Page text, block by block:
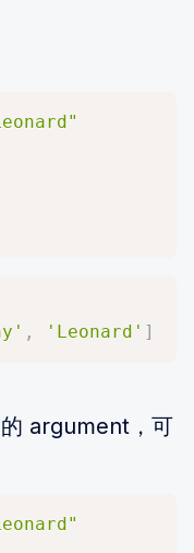
, 'Leonard' ]
的 argument，可